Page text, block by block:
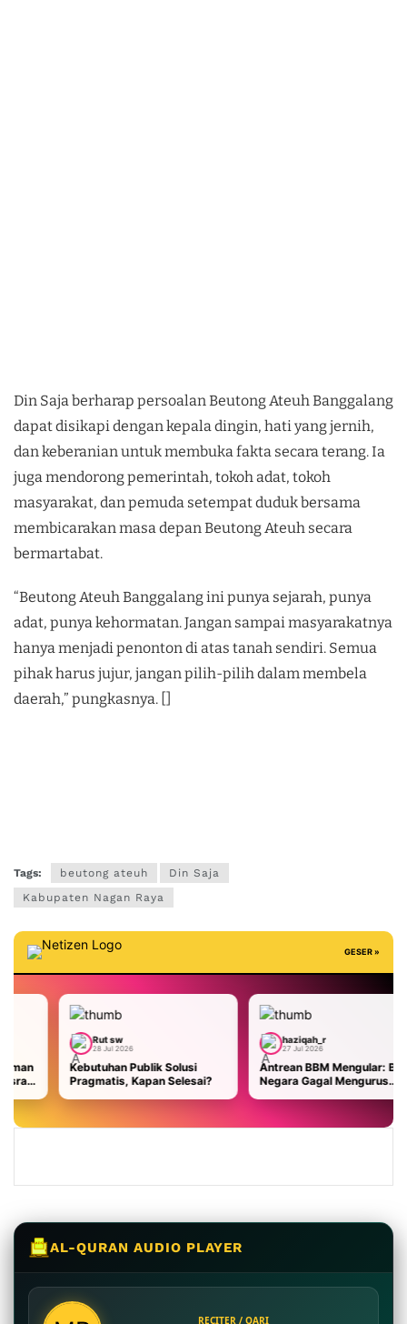
Din Saja berharap persoalan Beutong Ateuh Banggalang
dapat disikapi dengan kepala dingin, hati yang jernih,
dan keberanian untuk membuka fakta secara terang. Ia
juga mendorong pemerintah, tokoh adat, tokoh
masyarakat, dan pemuda setempat duduk bersama
membicarakan masa depan Beutong Ateuh secara
bermartabat.
“Beutong Ateuh Banggalang ini punya sejarah, punya
adat, punya kehormatan. Jangan sampai masyarakatnya
hanya menjadi penonton di atas tanah sendiri. Semua
pihak harus jujur, jangan pilih-pilih dalam membela
daerah,” pungkasnya. []
Tags: beutong ateuh
Din Saja
Kabupaten Nagan Raya
GESER »
Publik Solusi
Kapan Selesai?
Antrean BBM Mengular: Bukti
Negara Gagal Mengurus
Flexing
Gayo
AL-QURAN AUDIO PLAYER
RECITER / QARI